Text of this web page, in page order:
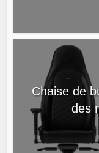
Chaise de
des